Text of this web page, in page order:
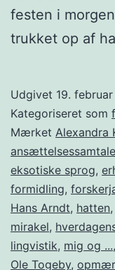
festen i
trukket op af
Udgivet 19.
Kategoriseret som
Mærket Alexandra
ansættelsessamtale
eksotiske sprog,
formidling,
Hans Arndt, hatten,
mirakel,
lingvistik, mig og ...,
Ole Togeby,